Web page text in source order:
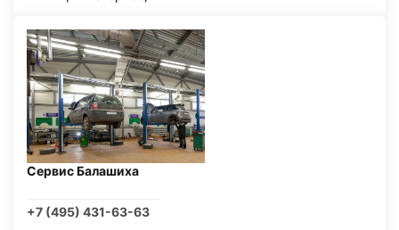
Сервис Балашиха
+7 (495) 431-63-63